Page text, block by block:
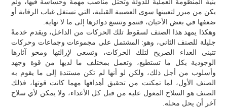
يكن من مبرر لتعيينها سوى العصبية القبلية، التي تستغل غياب الرقابة أو
ضعفها في بعض الأحيان، فتنمو وتتسع دوائرها إلى ما لا نهاية.
وهكذا يمهد هذا الصنف لسقوط تلك الحركات من الداخل، ويقدم خدمةً
جليلة للصنف الثاني، وهو: المشتمل على مجموعات وجماعات وحركات
تتبنى العداء الصريح لتلك الحركات، وتسعى لإزالتها ومحو آثارها
الوجودية بكل ما تستطيع، وتعمل بمختلف ما لديها من قوة وجهد
وأسلوب من أجل ذلك، ولكن لو أنها لم تكن مستندة إلى ما يقوم به
الصنف الأول، لما تمكنت من تحقيق أهدافها مهما كانت قوتها، فذلك
الصنف هو السلاح المعول عليه من قبل كل الأعداء، ولا يمكن لأي سلاح
آخر أن يحل محله.